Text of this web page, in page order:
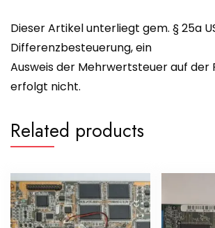
Dieser Artikel unterliegt gem. § 25a
Differenzbesteuerung, ein
Ausweis der Mehrwertsteuer auf der
erfolgt nicht.
Related products